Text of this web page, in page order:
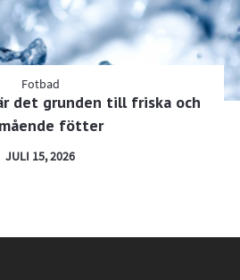
Fotbad
det grunden till friska och
fötter
JULI 15, 2026